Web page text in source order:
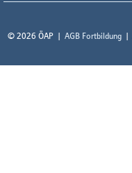
© 2026 ÖAP AGB Fortbildung